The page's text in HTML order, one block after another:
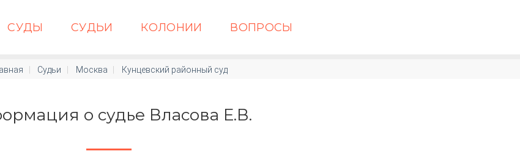
СУДЫ СУДЬИ КОЛОНИИ ВОПРОСЫ
Судьи Москва Кунцевский районный суд
о судье Власова Е.В.